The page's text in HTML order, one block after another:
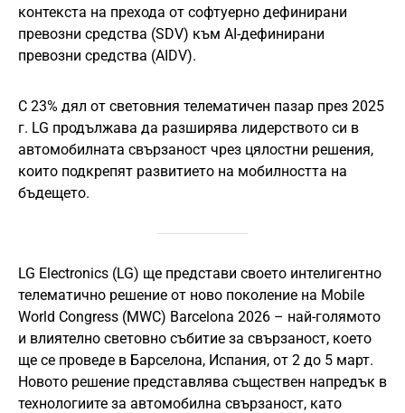
контекста на прехода от софтуерно дефинирани
превозни средства (SDV) към AI-дефинирани
превозни средства (AIDV).
С 23% дял от световния телематичен пазар през 2025
г. LG продължава да разширява лидерството си в
автомобилната свързаност чрез цялостни решения,
които подкрепят развитието на мобилността на
бъдещето.
LG Electronics (LG) ще представи своето интелигентно
телематично решение от ново поколение на Mobile
World Congress (MWC) Barcelona 2026 – най-голямото
и влиятелно световно събитие за свързаност, което
ще се проведе в Барселона, Испания, от 2 до 5 март.
Новото решение представлява съществен напредък в
технологиите за автомобилна свързаност, като